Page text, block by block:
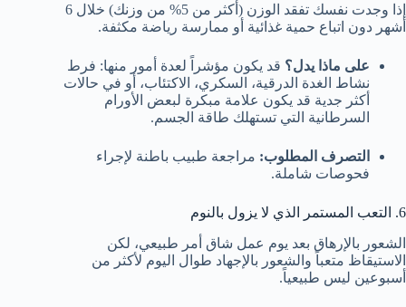
إذا وجدت نفسك تفقد الوزن (أكثر من 5% من وزنك) خلال 6
أشهر دون اتباع حمية غذائية أو ممارسة رياضة مكثفة.
على ماذا يدل؟ قد يكون مؤشراً لعدة أمور منها: فرط
نشاط الغدة الدرقية، السكري، الاكتئاب، أو في حالات
أكثر جدية قد يكون علامة مبكرة لبعض الأورام
السرطانية التي تستهلك طاقة الجسم.
التصرف المطلوب: مراجعة طبيب باطنة لإجراء
فحوصات شاملة.
6. التعب المستمر الذي لا يزول بالنوم
الشعور بالإرهاق بعد يوم عمل شاق أمر طبيعي، لكن
الاستيقاظ متعباً والشعور بالإجهاد طوال اليوم لأكثر من
أسبوعين ليس طبيعياً.